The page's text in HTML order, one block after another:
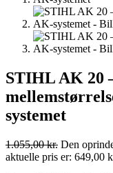
STIHL AK 20
systemet
1.055,00kr. Den
aktuelle pris er: 649,00